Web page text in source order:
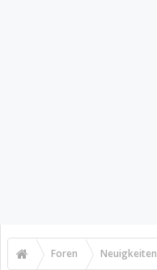
Foren Neuigkeiten